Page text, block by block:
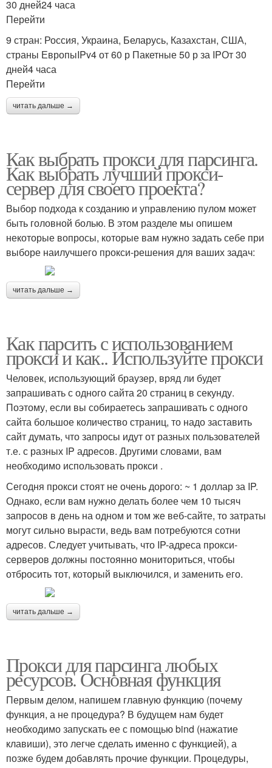
30 дней24 часа
Перейти
9 стран: Россия, Украина, Беларусь, Казахстан, США,
страны ЕвропыIPv4 от 60 р Пакетные 50 р за IPОт 30
дней4 часа
Перейти
читать дальше →
Как выбрать прокси для парсинга.
Как выбрать лучший прокси-
сервер для своего проекта?
Выбор подхода к созданию и управлению пулом может
быть головной болью. В этом разделе мы опишем
некоторые вопросы, которые вам нужно задать себе при
выборе наилучшего прокси-решения для ваших задач:
читать дальше →
Как парсить с использованием
прокси и как.. Используйте прокси
Человек, использующий браузер, вряд ли будет
запрашивать с одного сайта 20 страниц в секунду.
Поэтому, если вы собираетесь запрашивать с одного
сайта большое количество страниц, то надо заставить
сайт думать, что запросы идут от разных пользователей
т.е. с разных IP адресов. Другими словами, вам
необходимо использовать прокси .
Сегодня прокси стоят не очень дорого: ~ 1 доллар за IP.
Однако, если вам нужно делать более чем 10 тысяч
запросов в день на одном и том же веб-сайте, то затраты
могут сильно вырасти, ведь вам потребуются сотни
адресов. Следует учитывать, что IP-адреса прокси-
серверов должны постоянно мониториться, чтобы
отбросить тот, который выключился, и заменить его.
читать дальше →
Прокси для парсинга любых
ресурсов. Основная функция
Первым делом, напишем главную функцию (почему
функция, а не процедура? В будущем нам будет
необходимо запускать ее с помощью bind (нажатие
клавиши), это легче сделать именно с функцией), а
позже будем добавлять прочие функции. Процедуры,